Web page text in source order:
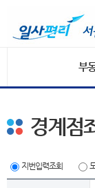
부
경계점
지번입력조회